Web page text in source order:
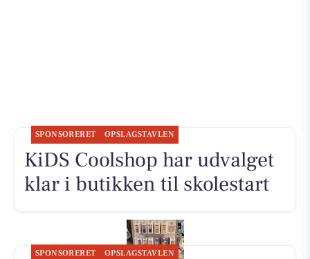
SPONSORERET OPSLAGSTAVLEN
KiDS Coolshop har udvalget
klar i butikken til skolestart
SPONSORERET OPSLAGSTAVLEN